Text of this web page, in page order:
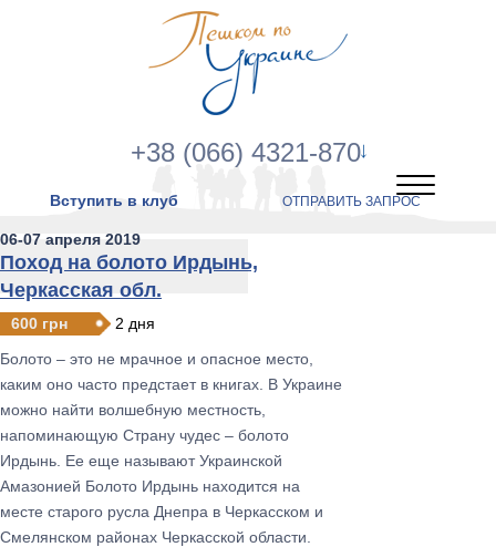
+38 (066) 4321-870
Вступить в клуб ОТПРАВИТЬ ЗАПРОС
06-07 апреля 2019
Поход на болото Ирдынь,
Черкасская обл.
600 грн
2 дня
Болото – это не мрачное и опасное место,
каким оно часто предстает в книгах. В Украине
можно найти волшебную местность,
напоминающую Страну чудес – болото
Ирдынь. Ее еще называют Украинской
Амазонией Болото Ирдынь находится на
месте старого русла Днепра в Черкасском и
Смелянском районах Черкасской области.